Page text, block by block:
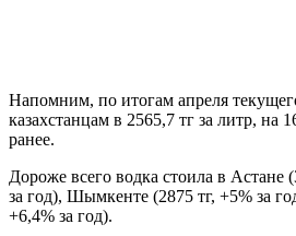
Напомним, по итогам апреля
казахстанцам в 2565,7 тг за литр, на
ранее.
Дороже всего водка стоила в Астане
за год), Шымкенте (2875 тг, +5% за
+6,4% за год).